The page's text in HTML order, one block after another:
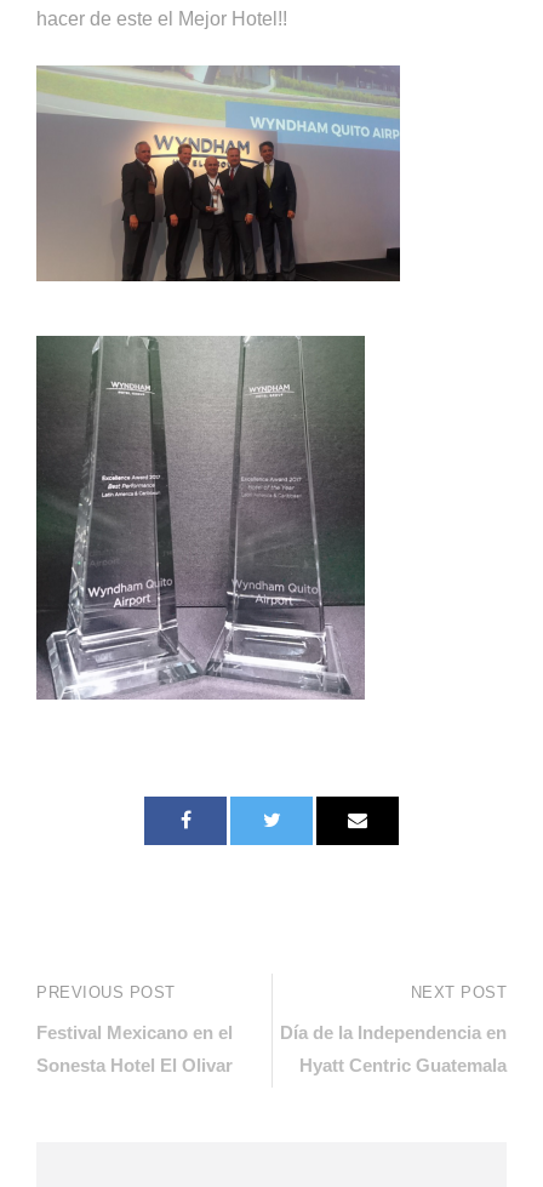
hacer de este el Mejor Hotel!!
PREVIOUS POST
Festival Mexicano en el
Sonesta Hotel El Olivar
NEXT POST
Día de la Independencia en
Hyatt Centric Guatemala